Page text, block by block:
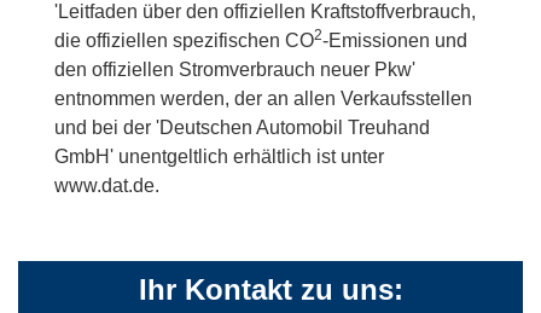
'Leitfaden über den offiziellen Kraftstoffverbrauch,
die offiziellen spezifischen CO2-Emissionen und
den offiziellen Stromverbrauch neuer Pkw'
entnommen werden, der an allen Verkaufsstellen
und bei der 'Deutschen Automobil Treuhand
GmbH' unentgeltlich erhältlich ist unter
www.dat.de.
Ihr Kontakt zu uns: